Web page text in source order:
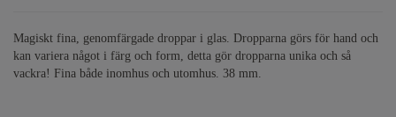
Magiskt fina, genomfärgade droppar i glas. Dropparna görs för hand och
kan variera något i färg och form, detta gör dropparna unika och så
vackra! Fina både inomhus och utomhus. 38 mm.